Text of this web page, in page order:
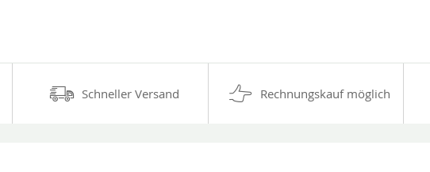
Schneller Versand Rechnungskauf möglich